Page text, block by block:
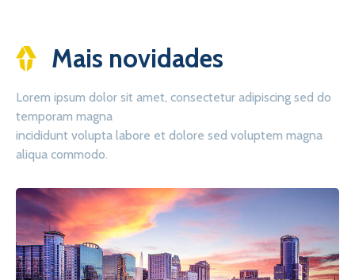
Mais novidades
Lorem ipsum dolor sit amet, consectetur adipiscing sed do
temporam magna
incididunt volupta labore et dolore sed voluptem magna
aliqua commodo.